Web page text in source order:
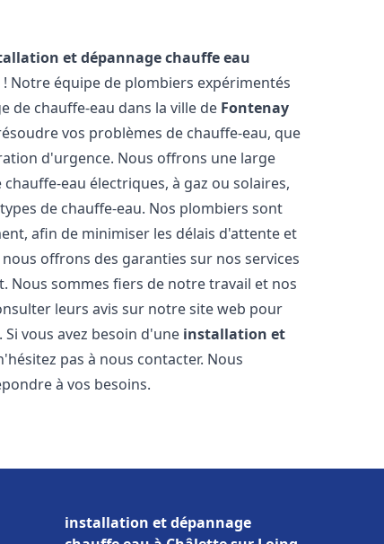
et dépannage chauffe eau
Notre équipe de plombiers expérimentés
de chauffe-eau dans la ville de Fontenay
vos problèmes de chauffe-eau, que
d'urgence. Nous offrons une large
eau électriques, à gaz ou solaires,
de chauffe-eau. Nos plombiers sont
afin de minimiser les délais d'attente et
offrons des garanties sur nos services
sommes fiers de notre travail et nos
leurs avis sur notre site web pour
vous avez besoin d'une installation et
pas à nous contacter. Nous
à vos besoins.
installation et dépannage